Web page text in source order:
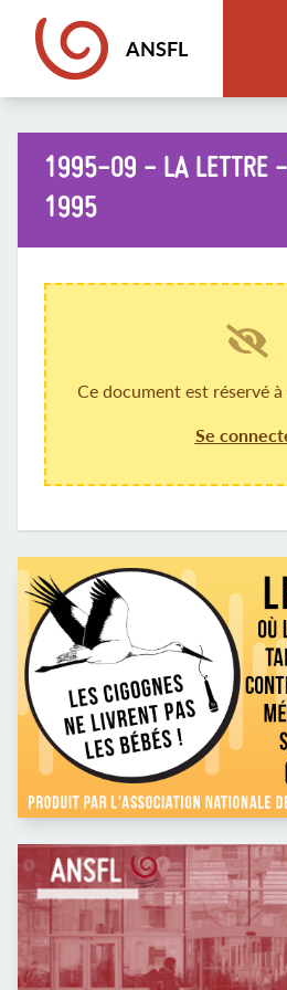
ANSFL
1995-09 - LA LETTRE -
1995
Ce document est réservé à
Se